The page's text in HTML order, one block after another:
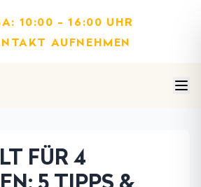
10:00 - 16:00 UHR
AUFNEHMEN
FÜR 4